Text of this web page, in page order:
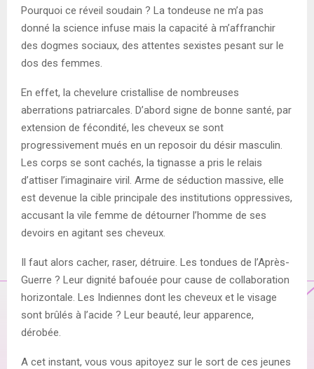
Pourquoi ce réveil soudain ? La tondeuse ne m’a pas
donné la science infuse mais la capacité à m’affranchir
des dogmes sociaux, des attentes sexistes pesant sur le
dos des femmes.
En effet, la chevelure cristallise de nombreuses
aberrations patriarcales. D’abord signe de bonne santé, par
extension de fécondité, les cheveux se sont
progressivement mués en un reposoir du désir masculin.
Les corps se sont cachés, la tignasse a pris le relais
d’attiser l’imaginaire viril. Arme de séduction massive, elle
est devenue la cible principale des institutions oppressives,
accusant la vile femme de détourner l’homme de ses
devoirs en agitant ses cheveux.
Il faut alors cacher, raser, détruire. Les tondues de l’Après-
Guerre ? Leur dignité bafouée pour cause de collaboration
horizontale. Les Indiennes dont les cheveux et le visage
sont brûlés à l’acide ? Leur beauté, leur apparence,
dérobée.
A cet instant, vous vous apitoyez sur le sort de ces jeunes